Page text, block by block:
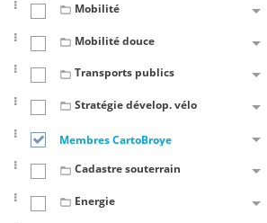
Mobilité
Mobilité douce
Transports publics
Stratégie dévelop. vélo
Membres CartoBroye
Cadastre souterrain
Energie